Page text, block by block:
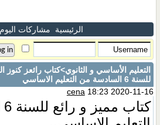
الرئيسية مشاركات اليوم
التعليم الأساسي و الثانوي>كتاب رائعز كنوز
للسنة 6 السادسة من التعليم الاساسي
cena 18:23 2020-11-16